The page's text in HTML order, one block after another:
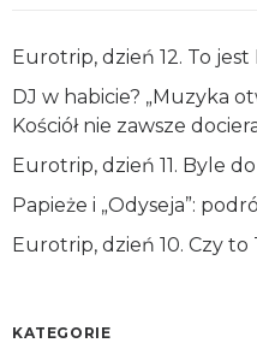
Eurotrip, dzień 12. To jest
DJ w habicie? „Muzyka
Kościół nie zawsze
Eurotrip, dzień 11. Byle
Papieże i „Odyseja”:
Eurotrip, dzień 10. Czy
KATEGORIE